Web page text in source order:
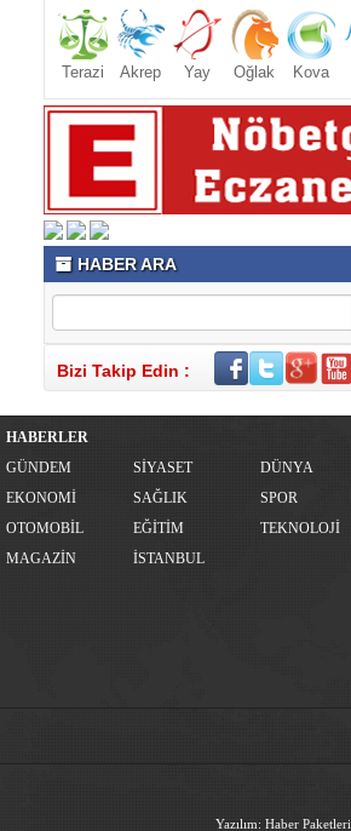
Terazi Akrep Yay Oğlak Kova
HABER ARA
Bizi Takip Edin :
HABERLER
GÜNDEM
SİYASET
DÜNYA
EKONOMİ
SAĞLIK
SPOR
OTOMOBİL
EĞİTİM
TEKNOLOJİ
MAGAZİN
İSTANBUL
Yazılım: Haber Paketleri